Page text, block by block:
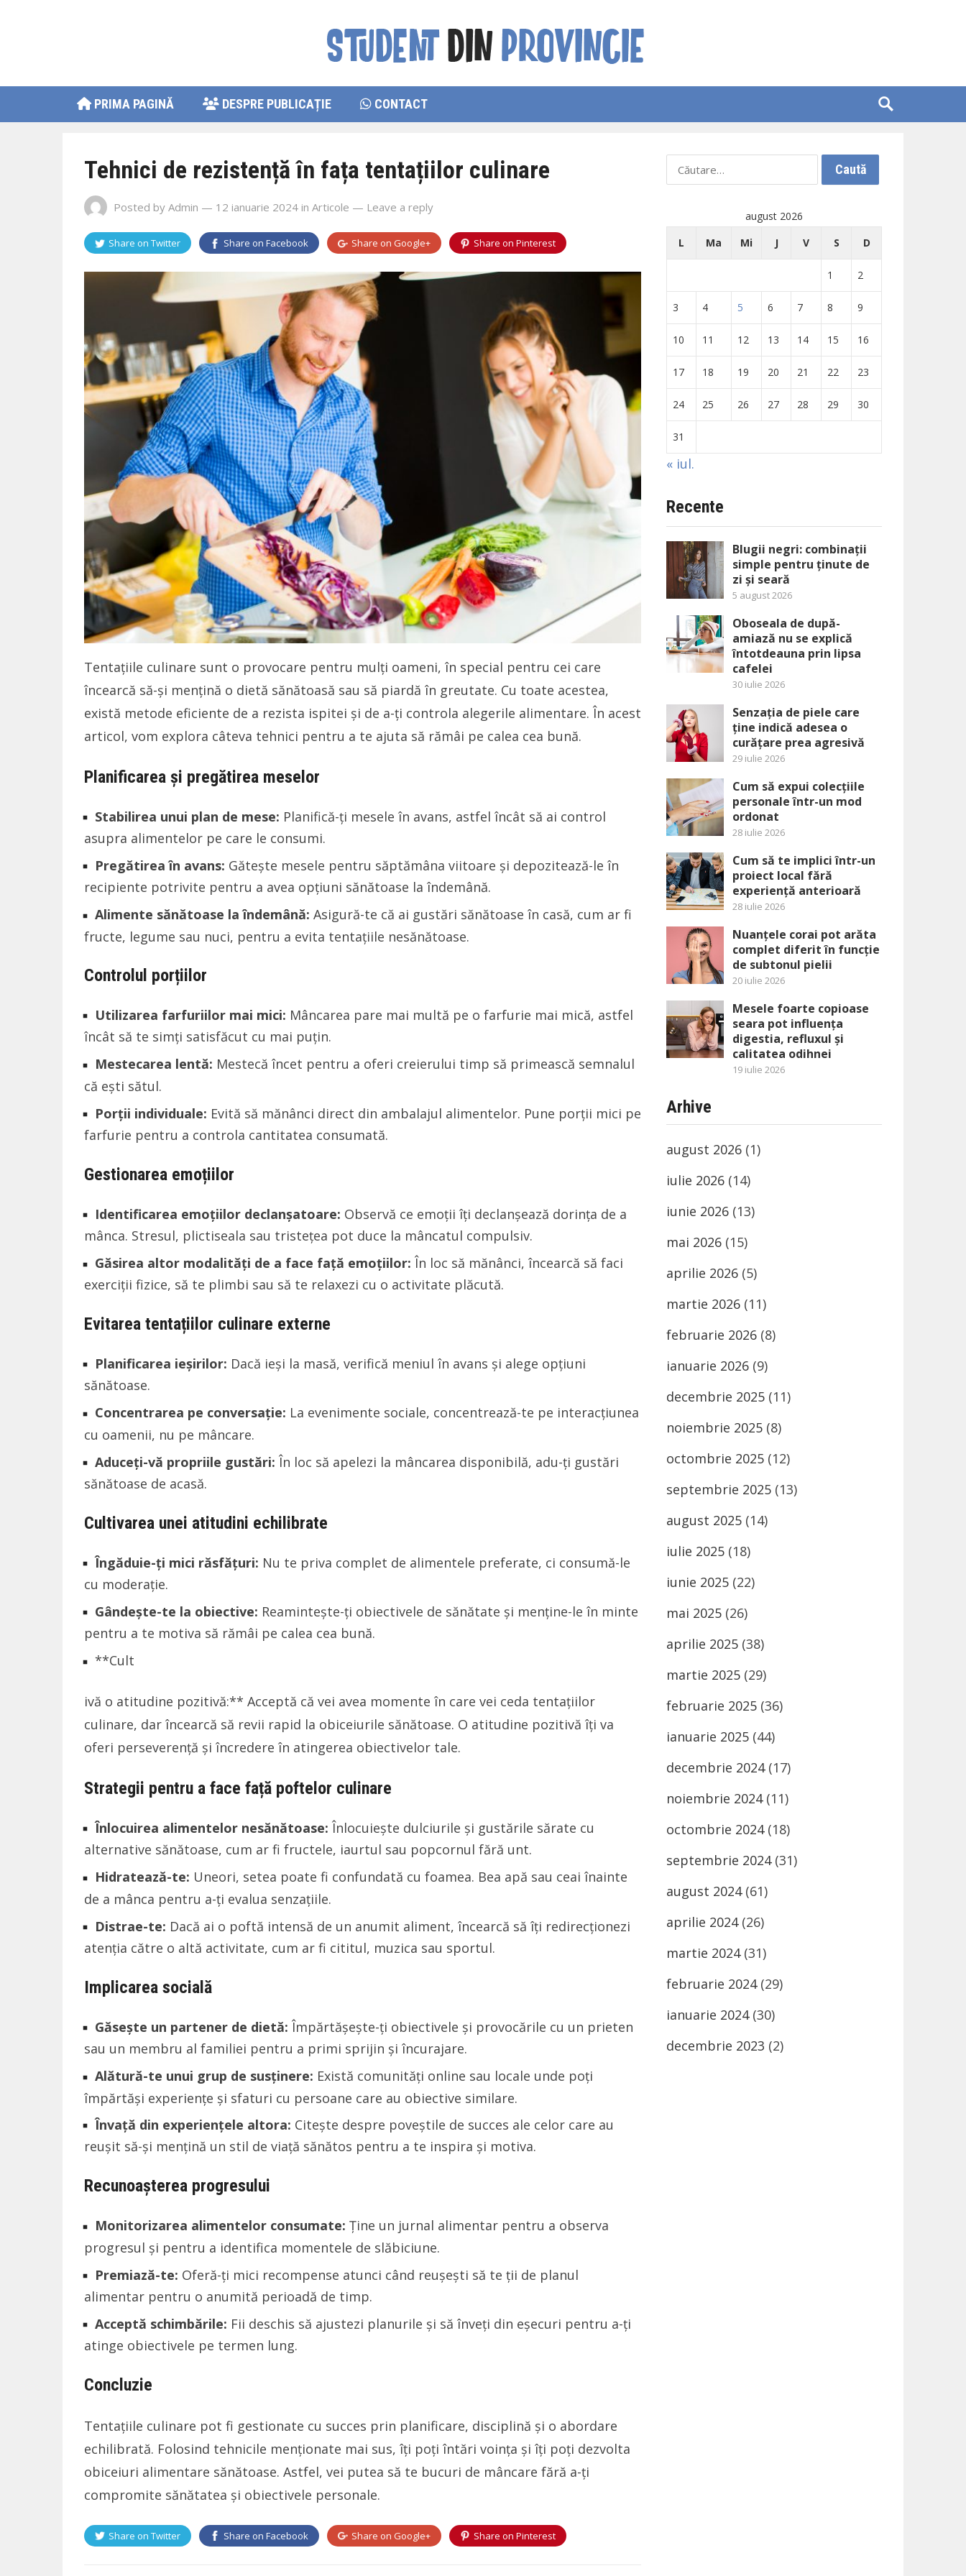
PRIMA PAGINĂ DESPRE PUBLICAȚIE CONTACT
Tehnici de rezistență în fața tentațiilor culinare
Posted by Admin — 12 ianuarie 2024 in Articole — Leave a reply
Share on Twitter Share on Facebook Share on Google+ Share on Pinterest
Tentațiile culinare sunt o provocare pentru mulți oameni, în special pentru cei care
încearcă să-și mențină o dietă sănătoasă sau să piardă în greutate. Cu toate acestea,
există metode eficiente de a rezista ispitei și de a-ți controla alegerile alimentare. În acest
articol, vom explora câteva tehnici pentru a te ajuta să rămâi pe calea cea bună.
Planificarea și pregătirea meselor
Stabilirea unui plan de mese: Planifică-ți mesele în avans, astfel încât să ai control
asupra alimentelor pe care le consumi.
Pregătirea în avans: Gătește mesele pentru săptămâna viitoare și depozitează-le în
recipiente potrivite pentru a avea opțiuni sănătoase la îndemână.
Alimente sănătoase la îndemână: Asigură-te că ai gustări sănătoase în casă, cum ar fi
fructe, legume sau nuci, pentru a evita tentațiile nesănătoase.
Controlul porțiilor
Utilizarea farfuriilor mai mici: Mâncarea pare mai multă pe o farfurie mai mică, astfel
încât să te simți satisfăcut cu mai puțin.
Mestecarea lentă: Mestecă încet pentru a oferi creierului timp să primească semnalul
că ești sătul.
Porții individuale: Evită să mănânci direct din ambalajul alimentelor. Pune porții mici pe
farfurie pentru a controla cantitatea consumată.
Gestionarea emoțiilor
Identificarea emoțiilor declanșatoare: Observă ce emoții îți declanșează dorința de a
mânca. Stresul, plictiseala sau tristețea pot duce la mâncatul compulsiv.
Găsirea altor modalități de a face față emoțiilor: În loc să mănânci, încearcă să faci
exerciții fizice, să te plimbi sau să te relaxezi cu o activitate plăcută.
Evitarea tentațiilor culinare externe
Planificarea ieșirilor: Dacă ieși la masă, verifică meniul în avans și alege opțiuni
sănătoase.
Concentrarea pe conversație: La evenimente sociale, concentrează-te pe interacțiunea
cu oamenii, nu pe mâncare.
Aduceți-vă propriile gustări: În loc să apelezi la mâncarea disponibilă, adu-ți gustări
sănătoase de acasă.
Cultivarea unei atitudini echilibrate
Îngăduie-ți mici răsfățuri: Nu te priva complet de alimentele preferate, ci consumă-le
cu moderație.
Gândește-te la obiective: Reamintește-ți obiectivele de sănătate și menține-le în minte
pentru a te motiva să rămâi pe calea cea bună.
**Cult
ivă o atitudine pozitivă:** Acceptă că vei avea momente în care vei ceda tentațiilor
culinare, dar încearcă să revii rapid la obiceiurile sănătoase. O atitudine pozitivă îți va
oferi perseverență și încredere în atingerea obiectivelor tale.
Strategii pentru a face față poftelor culinare
Înlocuirea alimentelor nesănătoase: Înlocuiește dulciurile și gustările sărate cu
alternative sănătoase, cum ar fi fructele, iaurtul sau popcornul fără unt.
Hidratează-te: Uneori, setea poate fi confundată cu foamea. Bea apă sau ceai înainte
de a mânca pentru a-ți evalua senzațiile.
Distrae-te: Dacă ai o poftă intensă de un anumit aliment, încearcă să îți redirecționezi
atenția către o altă activitate, cum ar fi cititul, muzica sau sportul.
Implicarea socială
Găsește un partener de dietă: Împărtășește-ți obiectivele și provocările cu un prieten
sau un membru al familiei pentru a primi sprijin și încurajare.
Alătură-te unui grup de susținere: Există comunități online sau locale unde poți
împărtăși experiențe și sfaturi cu persoane care au obiective similare.
Învață din experiențele altora: Citește despre poveștile de succes ale celor care au
reușit să-și mențină un stil de viață sănătos pentru a te inspira și motiva.
Recunoașterea progresului
Monitorizarea alimentelor consumate: Ține un jurnal alimentar pentru a observa
progresul și pentru a identifica momentele de slăbiciune.
Premiază-te: Oferă-ți mici recompense atunci când reușești să te ții de planul
alimentar pentru o anumită perioadă de timp.
Acceptă schimbările: Fii deschis să ajustezi planurile și să înveți din eșecuri pentru a-ți
atinge obiectivele pe termen lung.
Concluzie
Tentațiile culinare pot fi gestionate cu succes prin planificare, disciplină și o abordare
echilibrată. Folosind tehnicile menționate mai sus, îți poți întări voința și îți poți dezvolta
obiceiuri alimentare sănătoase. Astfel, vei putea să te bucuri de mâncare fără a-ți
compromite sănătatea și obiectivele personale.
Share on Twitter Share on Facebook Share on Google+ Share on Pinterest
Caută
după:
august 2026
L
Ma Mi J V S D
1 2
3 4 5 6 7 8 9
10 11 12 13 14 15 16
17 18 19 20 21 22 23
24 25 26 27 28 29 30
31
« iul.
Recente
Blugii negri: combinații
simple pentru ținute de
zi și seară
5 august 2026
Oboseala de după-
amiază nu se explică
întotdeauna prin lipsa
cafelei
30 iulie 2026
Senzația de piele care
ține indică adesea o
curățare prea agresivă
29 iulie 2026
Cum să expui colecțiile
personale într-un mod
ordonat
28 iulie 2026
Cum să te implici într-un
proiect local fără
experiență anterioară
28 iulie 2026
Nuanțele corai pot arăta
complet diferit în funcție
de subtonul pielii
20 iulie 2026
Mesele foarte copioase
seara pot influența
digestia, refluxul și
calitatea odihnei
19 iulie 2026
Arhive
august 2026 (1)
iulie 2026 (14)
iunie 2026 (13)
mai 2026 (15)
aprilie 2026 (5)
martie 2026 (11)
februarie 2026 (8)
ianuarie 2026 (9)
decembrie 2025 (11)
noiembrie 2025 (8)
octombrie 2025 (12)
septembrie 2025 (13)
august 2025 (14)
iulie 2025 (18)
iunie 2025 (22)
mai 2025 (26)
aprilie 2025 (38)
martie 2025 (29)
februarie 2025 (36)
ianuarie 2025 (44)
decembrie 2024(17)
noiembrie 2024(11)
octombrie 2024(18)
septembrie 2024(31)
august 2024(61)
aprilie 2024(26)
martie 2024(31)
februarie 2024(29)
ianuarie 2024(30)
decembrie 2023 (2)